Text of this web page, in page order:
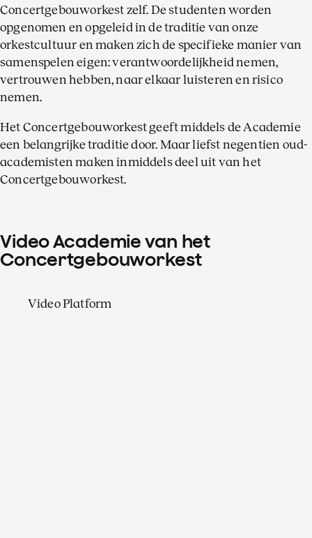
Concertgebouworkest zelf. De studenten worden
opgenomen en opgeleid in de traditie van onze
orkestcultuur en maken zich de specifieke manier van
samenspelen eigen: verantwoordelijkheid nemen,
vertrouwen hebben, naar elkaar luisteren en risico
nemen.
Het Concertgebouworkest geeft middels de Academie
een belangrijke traditie door. Maar liefst negentien oud-
academisten maken inmiddels deel uit van het
Concertgebouworkest.
Video Academie van het
Concertgebouworkest
Video Platform